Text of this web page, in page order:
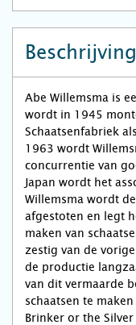
Beschrijving
Abe Willemsma is
wordt in 1945
Schaatsenfabriek
1963 wordt
concurrentie van
Japan wordt het
Willemsma wordt
afgestoten en legt
maken van
zestig van de
de productie
van dit vermaarde
schaatsen te
Brinker or the